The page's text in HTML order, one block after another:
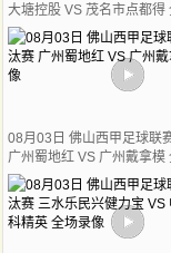
大塘控股 VS 茂名市点都得
08月03日 佛山西甲足球联
广州蜀地红 VS 广州戴拿模